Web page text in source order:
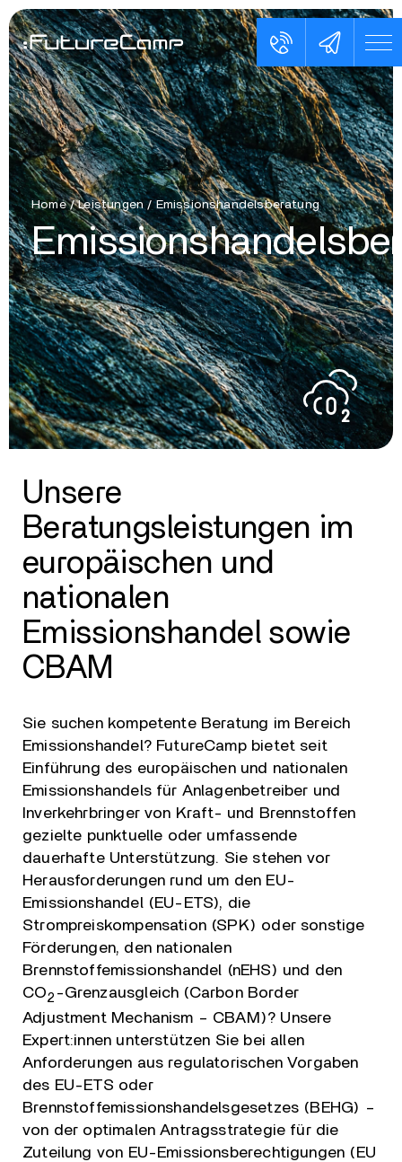
Home/Leistungen /Emissionshandelsberatung
Unsere
Beratungsleistungen im
europäischen und
nationalen
Emissionshandel sowie
CBAM
Sie suchen kompetente Beratung im Bereich
Emissionshandel? FutureCamp bietet seit
Einführung des europäischen und nationalen
Emissionshandels für Anlagenbetreiber und
Inverkehrbringer von Kraft- und Brennstoffen
gezielte punktuelle oder umfassende
dauerhafte Unterstützung. Sie stehen vor
Herausforderungen rund um den EU-
Emissionshandel (EU-ETS), die
Strompreiskompensation (SPK) oder sonstige
Förderungen, den nationalen
Brennstoffemissionshandel (nEHS) und den
CO2 -Grenzausgleich (Carbon Border
Adjustment Mechanism – CBAM)? Unsere
Expert:innen unterstützen Sie bei allen
Anforderungen aus regulatorischen Vorgaben
des EU-ETS oder
Brennstoffemissionshandelsgesetzes (BEHG) –
von der optimalen Antragsstrategie für die
Zuteilung von EU-Emissionsberechtigungen (EU